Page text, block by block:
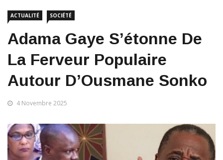
ACTUALITÉ SOCIÉTÉ
Adama Gaye S’étonne De
La Ferveur Populaire
Autour D’Ousmane Sonko
4 Novembre 2025